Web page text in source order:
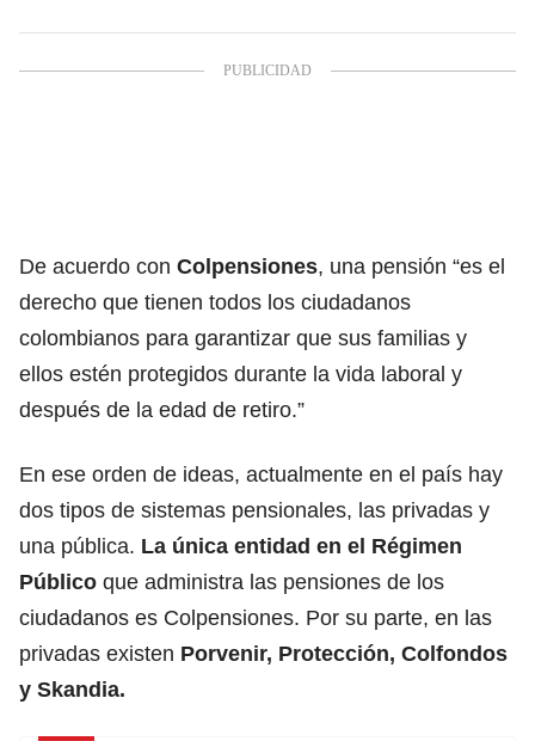
De acuerdo con Colpensiones, una pensión “es el
derecho que tienen todos los ciudadanos
colombianos para garantizar que sus familias y
ellos estén protegidos durante la vida laboral y
después de la edad de retiro.”
En ese orden de ideas, actualmente en el país hay
dos tipos de sistemas pensionales, las privadas y
una pública. La única entidad en el Régimen
Público que administra las pensiones de los
ciudadanos es Colpensiones. Por su parte, en las
privadas existen Porvenir, Protección, Colfondos
y Skandia.